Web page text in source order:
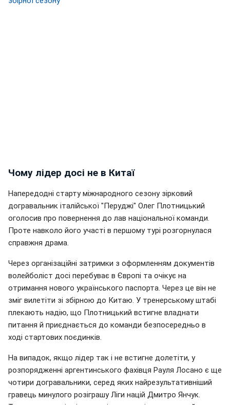
Чому лідер досі не в Китаї
Напередодні старту міжнародного сезону зірковий
догравальник італійської "Перуджі" Олег Плотницький
оголосив про повернення до лав національної команди.
Проте навколо його участі в першому турі розгорнулася
справжня драма.
Через організаційні затримки з оформленням документів
волейболіст досі перебуває в Європі та очікує на
отримання нового українського паспорта. Через це він не
зміг вилетіти зі збірною до Китаю. У тренерському штабі
плекають надію, що Плотницький встигне владнати
питання й приєднається до команди безпосередньо в
ході стартових поєдинків.
На випадок, якщо лідер так і не встигне долетіти, у
розпорядженні аргентинського фахівця Рауля Лосано є ще
чотири догравальники, серед яких найрезультативніший
гравець минулого розіграшу Ліги націй Дмитро Янчук.